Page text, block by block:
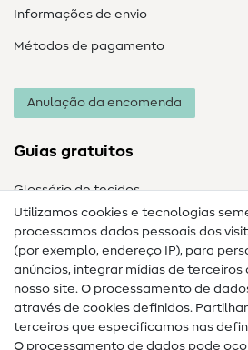
Informações de envio
Métodos de pagamento
Anulação da encomenda
Guias gratuitos
Glossário de tecidos
Guias de costura
Ajuda e contacto
Contacto
Utilizamos cookies e tecnologias
processamos dados pessoais dos
(por exemplo, endereço IP), para
anúncios, integrar mídias de terceiros
nosso site. O processamento de
através de cookies definidos.
terceiros que especificamos nas
O processamento de dados pode